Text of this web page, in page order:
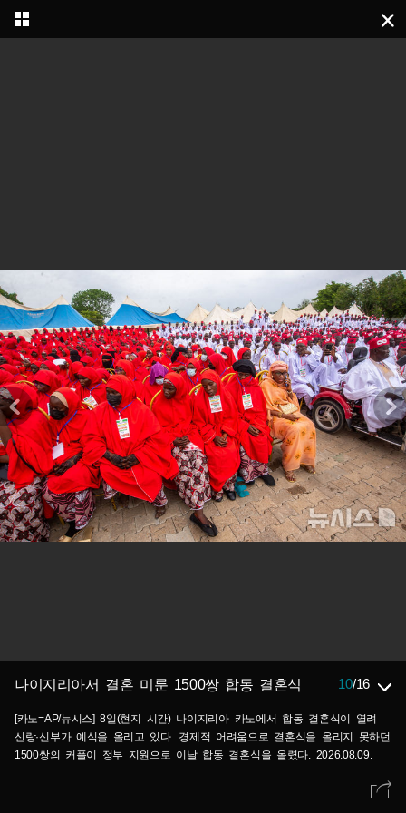
나이지리아서 결혼 미룬 1500쌍 합동 결혼식 10/16
[카노=AP/뉴시스] 8일(현지 시간) 나이지리아 카노에서 합동 결혼식이 열려
신랑·신부가 예식을 올리고 있다. 경제적 어려움으로 결혼식을 올리지 못하던
1500쌍의 커플이 정부 지원으로 이날 합동 결혼식을 올렸다. 2026.08.09.